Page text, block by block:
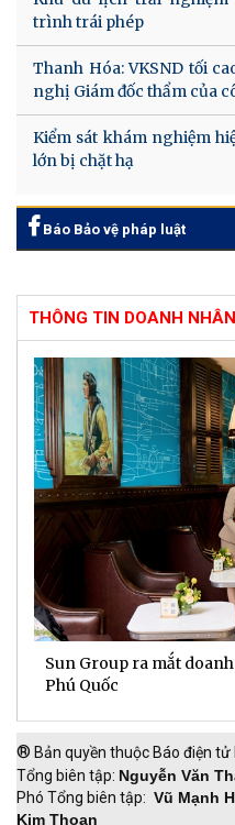
trình trái phép
Thanh Hóa: VKSND tối
nghị Giám đốc thẩm của
Kiểm sát khám nghiệm
lớn bị chặt hạ
Báo Bảo vệ pháp luật
THÔNG TIN DOANH
Sun Group ra mắt
Phú Quốc
® Bản quyền thuộc Báo điện
Tổng biên tập: Nguyễn Văn
Phó Tổng biên tập: Vũ Mạnh
Kim Thoan